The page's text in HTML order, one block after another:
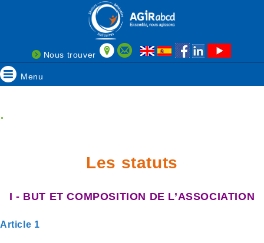
Nous trouver
Menu
.
Les statuts
I - BUT ET COMPOSITION DE L’ASSOCIATION
Article 1